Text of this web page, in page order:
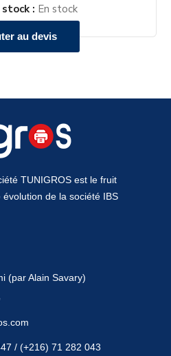
au devis
: En stock
TUNIGROS est le fruit
évolution de la société IBS
(par Alain Savary)
/(+216) 71 282 043